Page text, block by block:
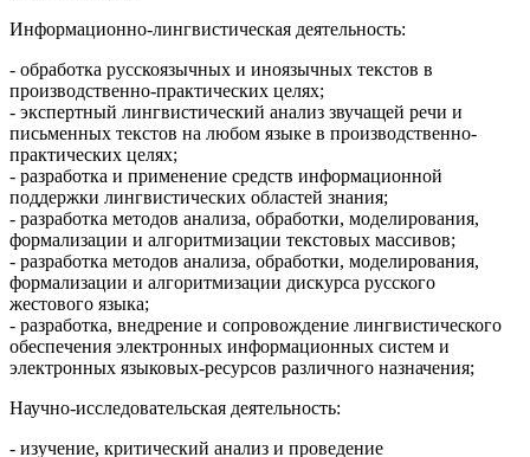
Информационно-лингвистическая деятельность:
- обработка русскоязычных и иноязычных текстов в
производственно-практических целях;
- экспертный лингвистический анализ звучащей речи и
письменных текстов на любом языке в производственно-
практических целях;
- разработка и применение средств информационной
поддержки лингвистических областей знания;
- разработка методов анализа, обработки, моделирования,
формализации и алгоритмизации текстовых массивов;
- разработка методов анализа, обработки, моделирования,
формализации и алгоритмизации дискурса русского
жестового языка;
- разработка, внедрение и сопровождение лингвистического
обеспечения электронных информационных систем и
электронных языковых-ресурсов различного назначения;
Научно-исследовательская деятельность:
- изучение, критический анализ и проведение